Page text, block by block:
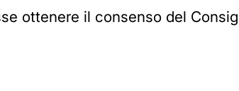
ottenere il consenso del